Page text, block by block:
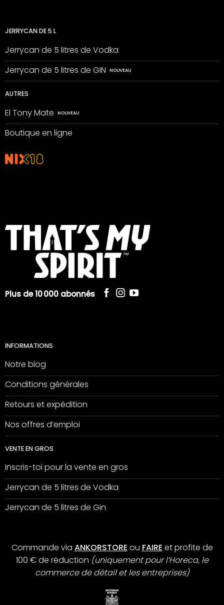
JERRYCAN DE 5 L
Jerrycan de 5 litres de Vodka
Jerrycan de 5 litres de GIN
AUTRES
El Tony Mate
Boutique en ligne
Plus de 10 000 abonnés
INFORMATIONS
Notre blog
Conditions générales
Retours et expédition
Nos offres d’emploi
VENTE EN GROS
Inscris-toi pour la vente en gros
Jerrycan de 5 litres de Vodka
Jerrycan de 5 litres de Gin
Commande via ANKORSTORE ou FAIRE et profite de
100 € de réduction (uniquement pour l’Horeca, le
commerce de détail et les entreprises)